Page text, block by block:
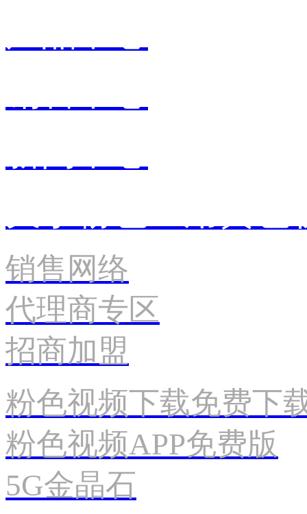
销售网络
代理商专区
招商加盟
粉色视频下载免费下
粉色视频APP免费版
5G金晶石